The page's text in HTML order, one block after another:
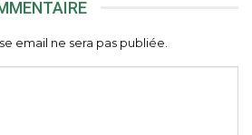
email ne sera pas publiée.